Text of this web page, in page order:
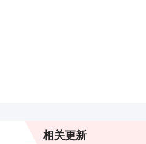
相关更新